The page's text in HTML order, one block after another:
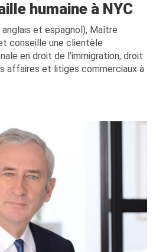
humaine à NYC
et espagnol), Maître
conseille une clientèle
en droit de l’immigration, droit
affaires et litiges commerciaux à